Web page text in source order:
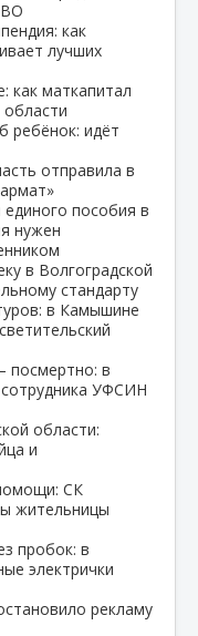
как
лучших
как маткапитал
ребёнок: идёт
отправила в
пособия в
нужен
в Волгоградской
стандарту
в Камышине
в
УФСИН
области:
и
СК
жительницы
пробок: в
электрички
рекламу